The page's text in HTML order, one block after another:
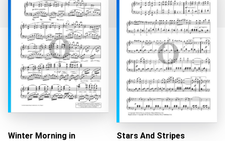
Wird geladen...
Winter Morning in
Stars And Stripes